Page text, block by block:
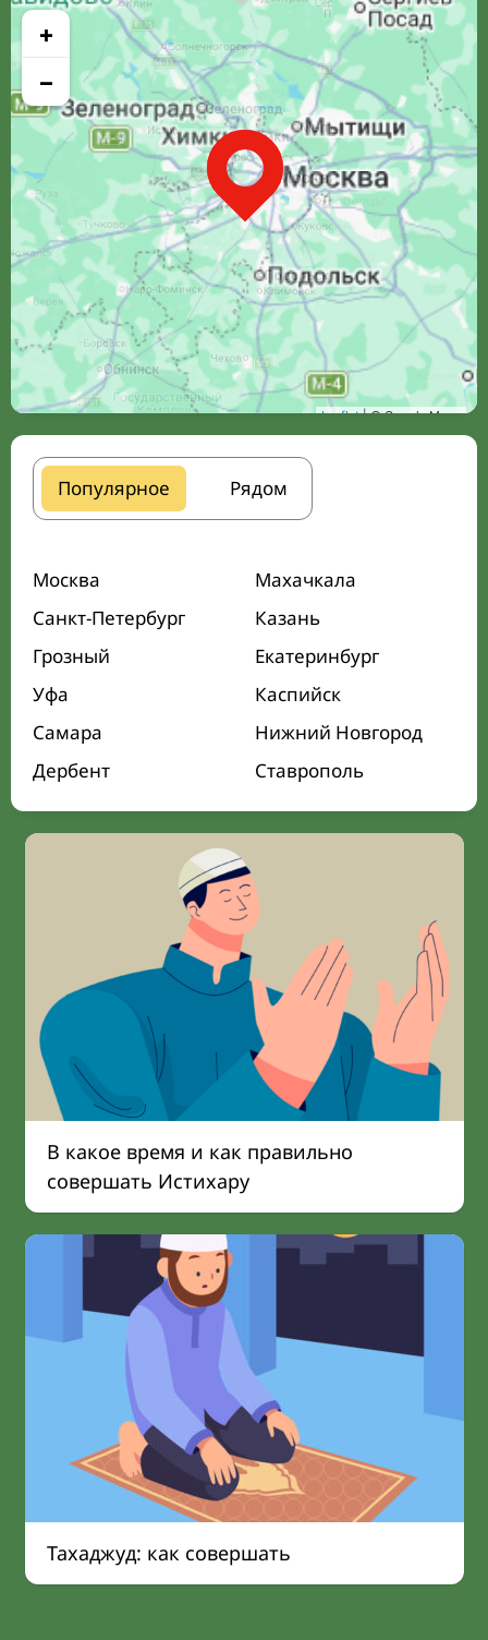
+
−
Leaflet| © Google Maps
Популярное Рядом
Москва
Махачкала
Санкт-Петербург
Казань
Грозный
Екатеринбург
Уфа
Каспийск
Самара
Нижний Новгород
Дербент
Ставрополь
В какое время и как правильно
совершать Истихару
Тахаджуд: как совершать